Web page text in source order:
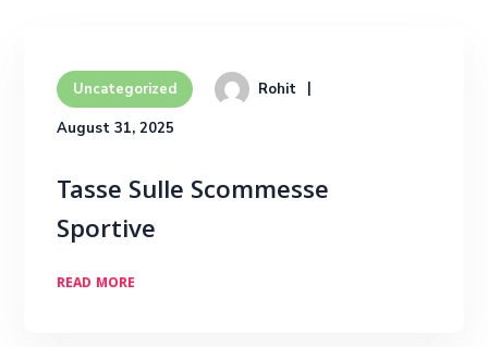
Uncategorized Rohit
August 31, 2025
Tasse Sulle Scommesse
Sportive
READ MORE